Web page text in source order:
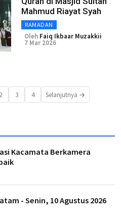
Mahmud Riayat Syah
RAMADAN
Oleh Faiq Ikbaar Muzakkii
7 Mar 2026
2 3 4 Selanjutnya →
Kacamata Berkamera
- Senin, 10 Agustus 2026